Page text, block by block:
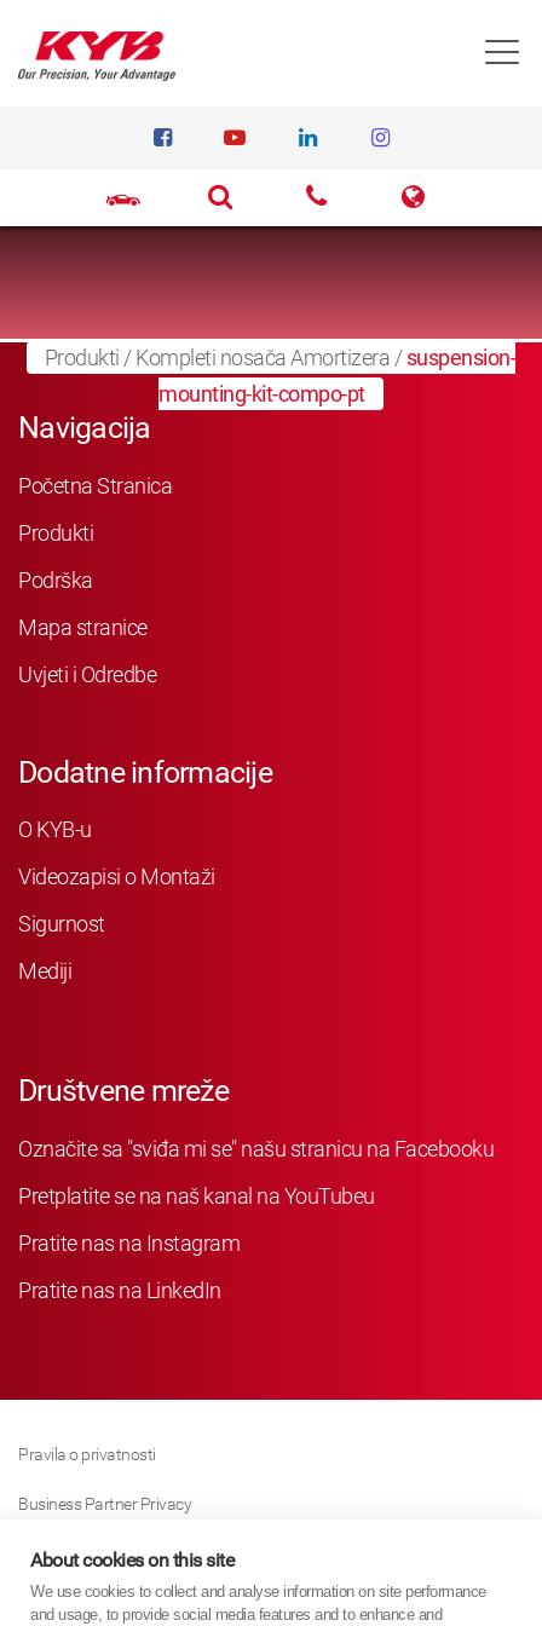
Produkti /Kompleti nosača Amortizera /suspension-
mounting-kit-compo-pt
Navigacija
Početna Stranica
Produkti
Podrška
Mapa stranice
Uvjeti i Odredbe
Dodatne informacije
O KYB-u
Videozapisi o Montaži
Sigurnost
Mediji
Društvene mreže
Označite sa "sviđa mi se" našu stranicu na Facebooku
Pretplatite se na naš kanal na YouTubeu
Pratite nas na Instagram
Pratite nas na LinkedIn
Pravila o privatnosti
Business Partner Privacy
Pravila O Kolačićima
Modern Slavery Act Policy
About cookies on this site
We use cookies to collect and analyse information on site performance
and usage, to provide social media features and to enhance and